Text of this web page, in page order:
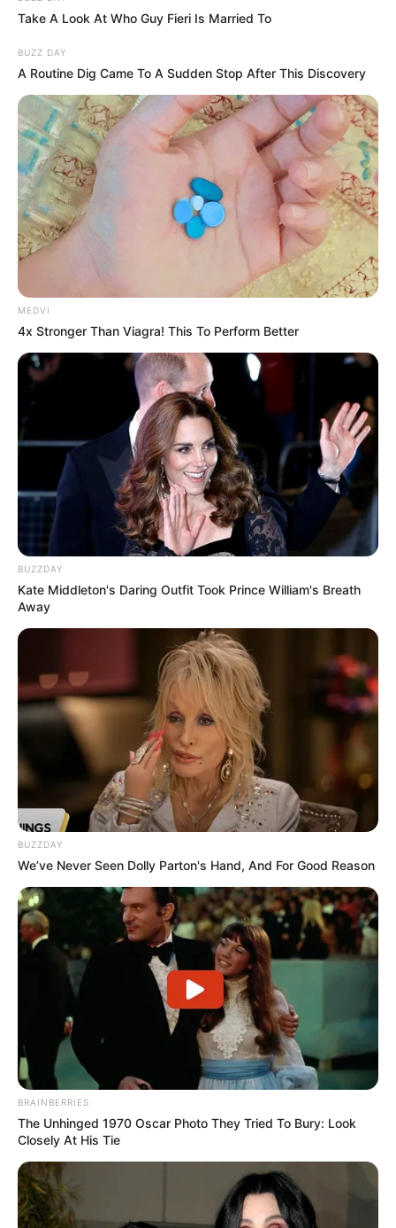
Take A Look At Who Guy Fieri Is Married To
BUZZ DAY
A Routine Dig Came To A Sudden Stop After This Discovery
MEDVI
4x Stronger Than Viagra! This To Perform Better
BUZZDAY
Kate Middleton's Daring Outfit Took Prince William's Breath
Away
BUZZDAY
We’ve Never Seen Dolly Parton's Hand, And For Good Reason
BRAINBERRIES
The Unhinged 1970 Oscar Photo They Tried To Bury: Look
Closely At His Tie